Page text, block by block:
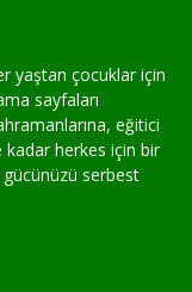
yaştan çocuklar için
sayfaları
eğitici
kadar herkes için bir
gücünüzü serbest